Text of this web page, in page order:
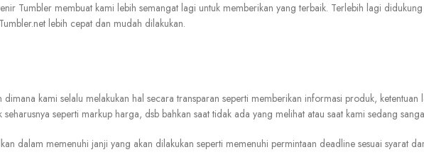
Tumbler membuat kami lebih semangat lagi untuk memberikan yang terbaik. Terlebih lagi
lebih cepat dan mudah dilakukan.
kami selalu melakukan hal secara transparan seperti memberikan informasi produk,
seperti markup harga, dsb bahkan saat tidak ada yang melihat atau saat kami sedang
dalam memenuhi janji yang akan dilakukan seperti memenuhi permintaan deadline sesuai syarat